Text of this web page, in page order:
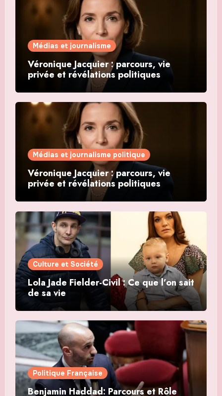
Médias et journalisme
Véronique Jacquier : parcours, vie
privée et révélations politiques
Médias et journalisme politique
Véronique Jacquier : parcours, vie
privée et révélations politiques
Culture et Société
Lola Jade Fielder-Civil : Ce que l’on sait
de sa vie
Politique Française
Benjamin Haddad: Parcours et Rôle